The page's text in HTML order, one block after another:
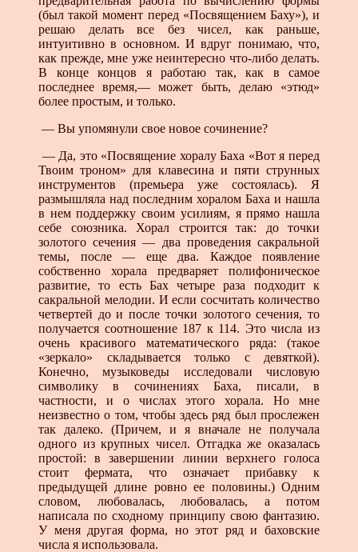
(был такой момент перед «Посвящением Баху»), и
решаю делать все без чисел, как раньше,
интуитивно в основном. И вдруг понимаю, что,
как прежде, мне уже неинтересно что-либо делать.
В конце концов я работаю так, как в самое
последнее время,— может быть, делаю «этюд»
более простым, и только.
— Вы упомянули свое новое сочинение?
— Да, это «Посвящение хоралу Баха «Вот я перед
Твоим троном» для клавесина и пяти струнных
инструментов (премьера уже состоялась). Я
размышляла над последним хоралом Баха и нашла
в нем поддержку своим усилиям, я прямо нашла
себе союзника. Хорал строится так: до точки
золотого сечения — два проведения сакральной
темы, после — еще два. Каждое появление
собственно хорала предваряет полифоническое
развитие, то есть Бах четыре раза подходит к
сакральной мелодии. И если сосчитать количество
четвертей до и после точки золотого сечения, то
получается соотношение 187 к 114. Это числа из
очень красивого математического ряда: (такое
«зеркало» складывается только с девяткой).
Конечно, музыковеды исследовали числовую
символику в сочинениях Баха, писали, в
частности, и о числах этого хорала. Но мне
неизвестно о том, чтобы здесь ряд был прослежен
так далеко. (Причем, и я вначале не получала
одного из крупных чисел. Отгадка же оказалась
простой: в завершении линии верхнего голоса
стоит фермата, что означает прибавку к
предыдущей длине ровно ее половины.) Одним
словом, любовалась, любовалась, а потом
написала по сходному принципу свою фантазию.
У меня другая форма, но этот ряд и баховские
числа я использовала.